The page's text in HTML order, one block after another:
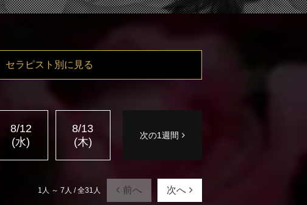
セラピスト別に見る
8/12
(水)
8/13
(木)
次の1週間
1人 ～ 7人 / 全31人 前へ 次へ